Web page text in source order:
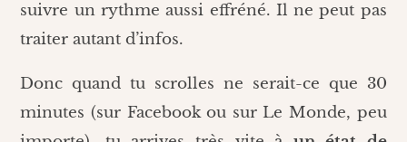
suivre un rythme aussi effréné. Il ne peut pas
traiter autant d’infos.
Donc quand tu scrolles ne serait-ce que 30
minutes (sur Facebook ou sur Le Monde, peu